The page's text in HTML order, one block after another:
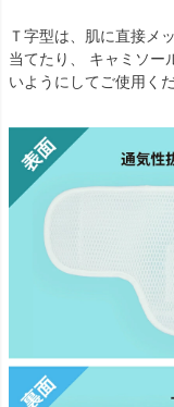
Ｔ字型は、肌に直接メ
当てたり、 キャミソー
いようにしてご使用くだ